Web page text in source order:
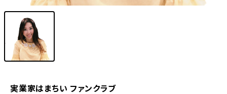
実業家はまちい ファンクラブ